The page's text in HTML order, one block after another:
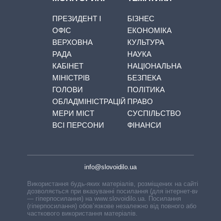
ПРЕЗИДЕНТ І
ОФІС
ВЕРХОВНА
РАДА
КАБІНЕТ
МІНІСТРІВ
ГОЛОВИ
ОБЛАДМІНІСТРАЦІЙ
МЕРИ МІСТ
ВСІ ПЕРСОНИ
БІЗНЕС
ЕКОНОМІКА
КУЛЬТУРА
НАУКА
НАЦІОНАЛЬНА
БЕЗПЕКА
ПОЛІТИКА
ПРАВО
СУСПІЛЬСТВО
ФІНАНСИ
info@slovoidilo.ua
Використання будь-яких матеріалів, розміщених на сайті,
дозволяється при вказуванні посилання (для інтернет-видань
— гіперпосилання) на www.slovoidilo.ua. Посилання
(гіперпосилання) обов’язкове незалежно від повного або
часткового використання матеріалів.